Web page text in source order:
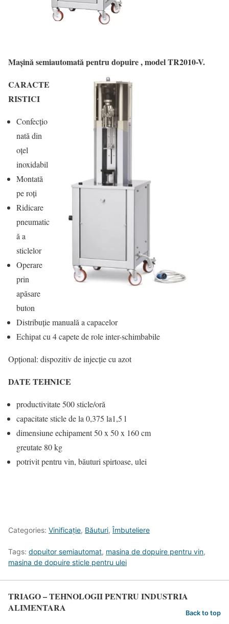
Mașină semiautomată pentru dopuire , model TR2010-V.
CARACTE
RISTICI
Confecțio
nată din
oțel
inoxidabil
Montată
pe roți
Ridicare
pneumatic
ă a
sticlelor
Operare
prin
apăsare
buton
Distribuție manuală a capacelor
Echipat cu 4 capete de role inter-schimbabile
Opțional: dispozitiv de injecție cu azot
DATE TEHNICE
productivitate 500 sticle/oră
capacitate sticle de la 0,375 la1,5 l
dimensiune echipament 50 x 50 x 160 cm
greutate 80 kg
potrivit pentru vin, băuturi spirtoase, ulei
Categories: Vinificație, Băuturi, Îmbuteliere
Tags: dopuitor semiautomat, masina de dopuire pentru vin,
masina de dopuire sticle pentru ulei
TRIAGO – TEHNOLOGII PENTRU INDUSTRIA
ALIMENTARA
Back to top